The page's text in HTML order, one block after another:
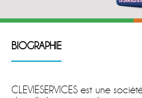
BIOGRAPHIE
CLEVIESERVICES est une